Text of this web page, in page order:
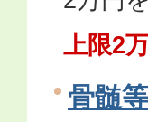
上限2
骨髄